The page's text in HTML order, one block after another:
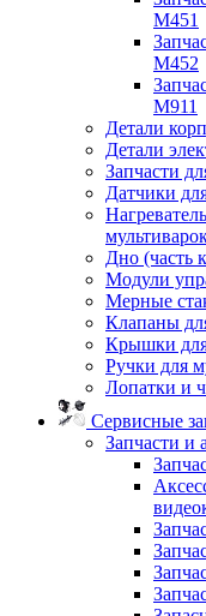
M451
M452
M911
Детали
Детали
Запчасти
Датчики
Дно (часть
Модули
Мерные
Клапаны
Крышки
Ручки для
Лопатки и
Сервисные
Запчасти и